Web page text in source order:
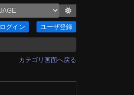
ログイン ユーザ登録
カテゴリ画面へ戻る